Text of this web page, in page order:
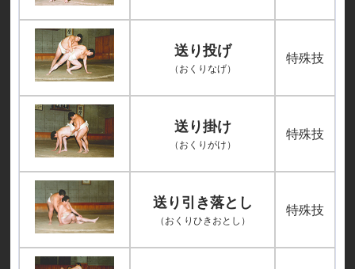
送り投げ
（おくりなげ）
特殊技
送り掛け
（おくりがけ）
特殊技
送り引き落とし
（おくりひきおとし）
特殊技